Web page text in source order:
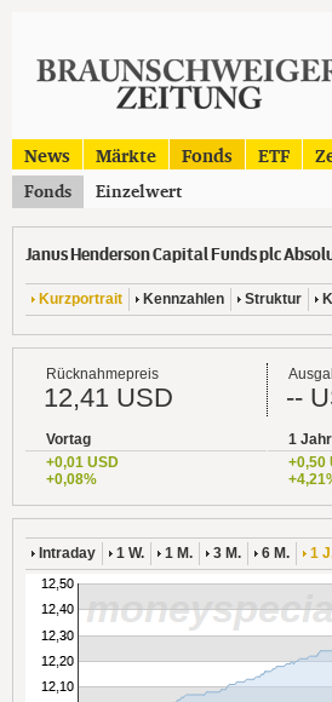
News Märkte Fonds ETF
Fonds Einzelwert
Janus Henderson Capital Funds plc
Kurzportrait Kennzahlen Struktur
Rücknahmepreis
12,41 USD --
Vortag 1 Jahr
+0,01 USD
+0,08%
+0,50
Intraday 1 W. 1 M. 3 M. 6 M. 1